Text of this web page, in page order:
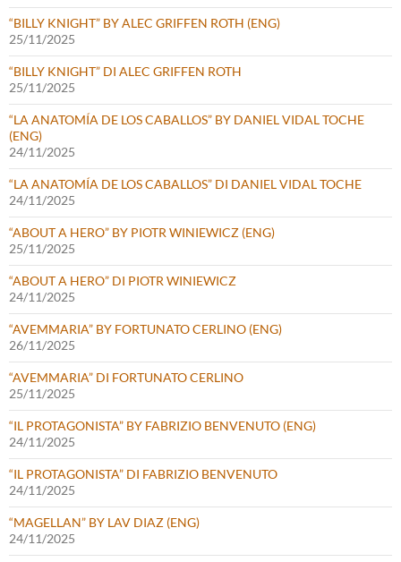
“BILLY KNIGHT” BY ALEC GRIFFEN ROTH (ENG)
25/11/2025
“BILLY KNIGHT” DI ALEC GRIFFEN ROTH
25/11/2025
“LA ANATOMÍA DE LOS CABALLOS” BY DANIEL VIDAL TOCHE
(ENG)
24/11/2025
“LA ANATOMÍA DE LOS CABALLOS” DI DANIEL VIDAL TOCHE
24/11/2025
“ABOUT A HERO” BY PIOTR WINIEWICZ (ENG)
25/11/2025
“ABOUT A HERO” DI PIOTR WINIEWICZ
24/11/2025
“AVEMMARIA” BY FORTUNATO CERLINO (ENG)
26/11/2025
“AVEMMARIA” DI FORTUNATO CERLINO
25/11/2025
“IL PROTAGONISTA” BY FABRIZIO BENVENUTO (ENG)
24/11/2025
“IL PROTAGONISTA” DI FABRIZIO BENVENUTO
24/11/2025
“MAGELLAN” BY LAV DIAZ (ENG)
24/11/2025